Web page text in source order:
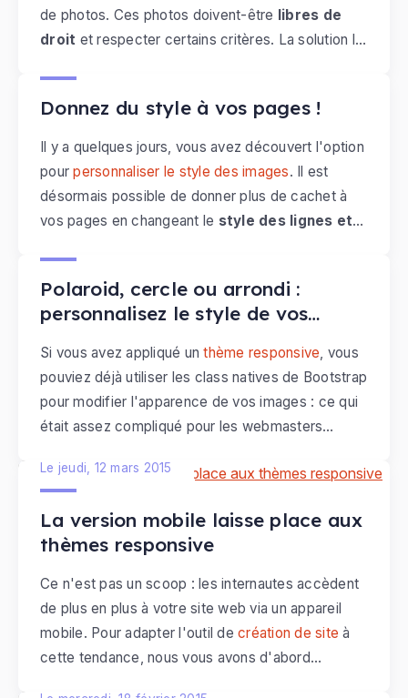
de photos. Ces photos doivent-être libres de
droit et respecter certains critères. La solution la
d'images. Fotoliaest l'une de ces banques
d'images, elle permet d'acheter des crédits que
vous pourrez dépenser pour des photos,
illustrations ou encore des icones, sans se faire
de soucis par rapport aux droits d'utilisation.
Donnez du style à vos pages !
Il y a quelques jours, vous avez découvert l'option
pourpersonnaliser le style des images. Il est
désormais possible de donner plus de cachet à
vos pages en changeant le style des lignes et
blocs de texte en avantou ensurbrillance au
survolou séparez vos contenus avec des
horizontaux
. Nous vous invitons à dévouvrir
nouveaux styles
que vous pouvez appliquer sur
les lignes grâce à l'
outil de création de page
Polaroid, cercle ou arrondi :
personnalisez le style de vos
Si vous avez appliqué unthème responsive , vous
pouviez déjà utiliser les class natives de Bootstrap
pour modifier l'apparence de vos images : ce qui
était assez compliqué pour les webmasters
et/ou css ! En plus de pouvoir modifier la
possible deleur appliquer des styles plus
facilement: images rondes, arrondies ou format
La version mobile laisse place aux
thèmes responsive
Le jeudi, 12 mars 2015
Ce n'est pas un scoop : les internautes accèdent
de plus en plus à votre site web via un appareil
mobile. Pour adapter l'outil de création de site à
cette tendance, nous vous avons d'abord